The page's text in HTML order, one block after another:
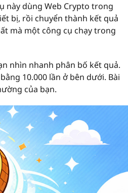
này dùng Web Crypto trong
bị, rồi chuyển thành kết quả
mà một công cụ chạy trong
nhìn nhanh phân bố kết quả.
10.000 lần ở bên dưới. Bài
của bạn.